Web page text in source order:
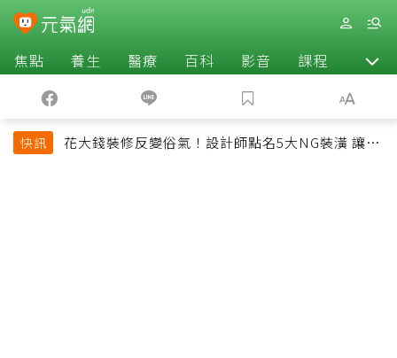
焦點 養生 醫療 百科 影音 課程 退休
快訊
花大錢裝修反變俗氣！設計師點名5大NG裝潢 讓客